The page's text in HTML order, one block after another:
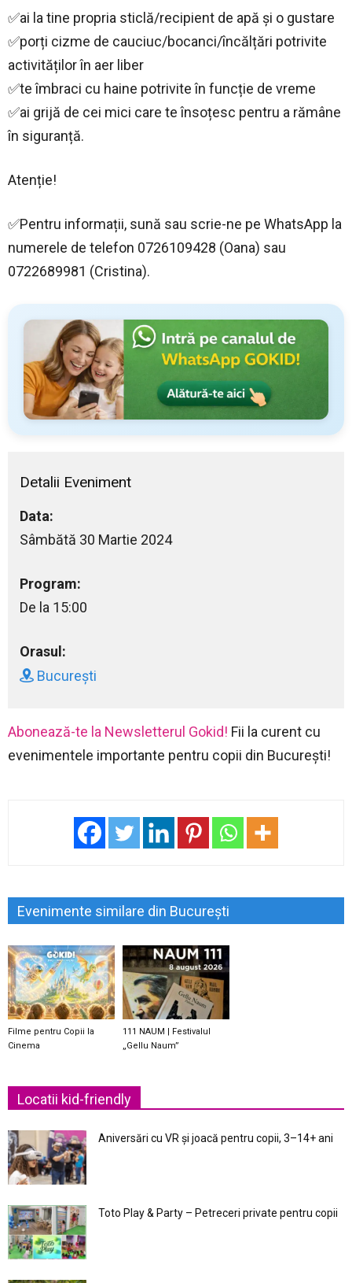
✅ai la tine propria sticlă/recipient de apă și o gustare
✅porți cizme de cauciuc/bocanci/încălțări potrivite
activităților în aer liber
✅te îmbraci cu haine potrivite în funcție de vreme
✅ai grijă de cei mici care te însoțesc pentru a rămâne
în siguranță.
Atenție!
✅Pentru informații, sună sau scrie-ne pe WhatsApp la
numerele de telefon 0726109428 (Oana) sau
0722689981 (Cristina).
Detalii Eveniment
Data:
Sâmbătă 30 Martie 2024
Program:
De la 15:00
Orasul:
București
Abonează-te la Newsletterul Gokid! Fii la curent cu
evenimentele importante pentru copii din București!
Evenimente similare din București
Filme pentru Copii la
Cinema
111 NAUM | Festivalul
„Gellu Naum”
Locatii kid-friendly
Aniversări cu VR și joacă pentru copii, 3–14+ ani
Toto Play & Party – Petreceri private pentru copii